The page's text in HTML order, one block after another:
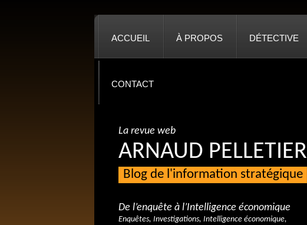
ACCUEIL À PROPOS DÉTECTIVE
CONTACT
La revue web
ARNAUD PELLETIER
Blog de l'information stratégique
De l’enquête à l’Intelligence économique
Enquêtes, Investigations, Intelligence économique,